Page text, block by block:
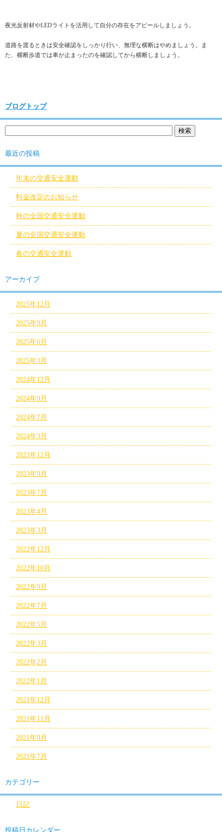
夜光反射材やLEDライトを活用して自分の存在をアピールしましょう。
道路を渡るときは安全確認をしっかり行い、無理な横断はやめましょう。ま
た、横断歩道では車が止まったのを確認してから横断しましょう。
ブログトップ
最近の投稿
年末の交通安全運動
料金改定のお知らせ
秋の全国交通安全運動
夏の全国交通安全運動
春の交通安全運動
アーカイブ
2025年12月
2025年9月
2025年6月
2025年3月
2024年12月
2024年9月
2024年7月
2024年3月
2023年12月
2023年9月
2023年7月
2023年4月
2023年3月
2022年12月
2022年10月
2022年9月
2022年7月
2022年5月
2022年3月
2022年2月
2022年1月
2021年12月
2021年11月
2021年9月
2021年7月
カテゴリー
日記
投稿日カレンダー